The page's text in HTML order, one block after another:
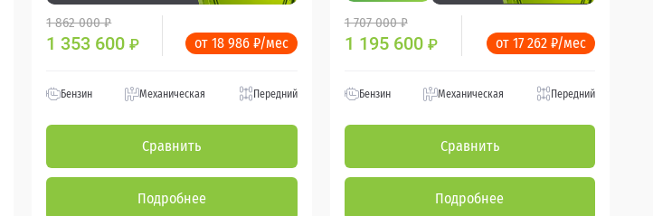
1 862 000 ₽
1 353 600₽ от 18 986 ₽/мес
Бензин Механическая Передний
Сравнить
Подробнее
1 707 000 ₽
1 195 600 ₽ от 17 262 ₽/мес
Бензин Механическая Передний
Сравнить
Подробнее